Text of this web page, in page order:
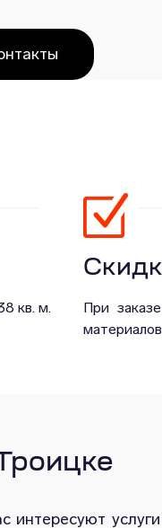
кв. м.
При
материалов
интересуют